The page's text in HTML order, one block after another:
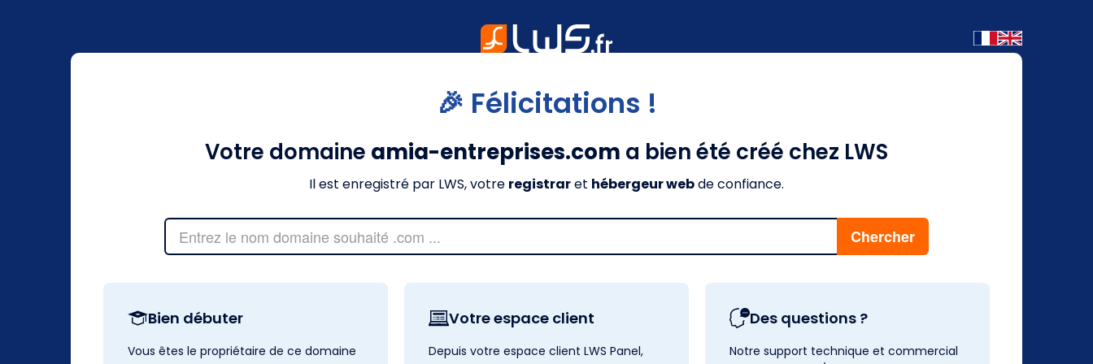
🎉 Félicitations !
Votre domaine amia-entreprises.com a bien été créé chez LWS
Il est enregistré par LWS, votre registraret hébergeur webde confiance.
Bien débuter
Vous êtes le propriétaire de ce domaine
Votre espace client
Depuis votre espace client LWS Panel,
Des questions ?
Notre support technique et commercial